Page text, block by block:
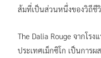
ส้มที่เป็นส่วนหนึ่งของวิถีชีวิ
The Dalia Rouge จากโรง
ประเทศเม็กซิโก เป็นการ